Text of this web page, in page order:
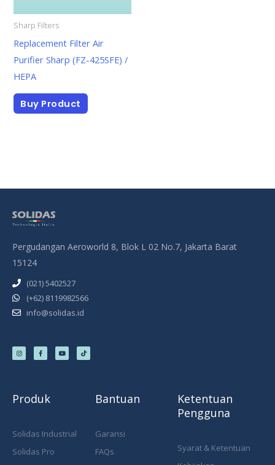
Sharp Filters
Replacement Filter Air
Purifier Sharp (FZ-425SFE) /
HEPA
Buy Product
Pergudangan Aeroworld 8, Blok L 02 No.7, Jakarta Barat
15124
(021) 5402527
(+62) 8119982566
info@solidas.id
s
t
a
c
e
b
u
t
u
k
t
o
Produk
Solidas Industrial
Solidas Pro
Bantuan
Garansi
FAQs
Ketentuan
Pengguna
Syarat & Ketentuan